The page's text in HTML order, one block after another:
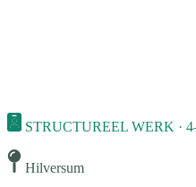
STRUCTUREEL WERK ·
Hilversum